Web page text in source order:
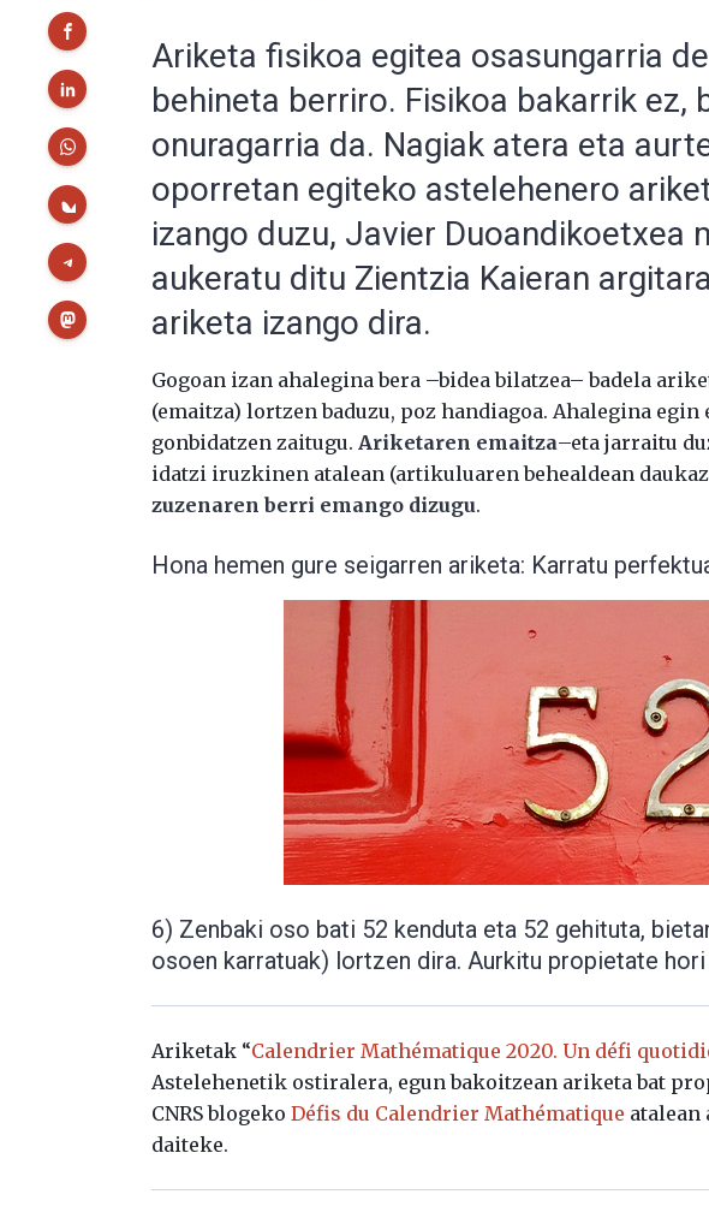
Ariketa fisikoa egitea osasungarria
behineta berriro. Fisikoa bakarrik ez,
onuragarria da. Nagiak atera eta
oporretan egiteko astelehenero
izango duzu, Javier Duoandikoetxea
aukeratu ditu Zientzia Kaieran
ariketa izango dira.
Gogoan izan ahalegina bera –bidea bilatzea– badela
(emaitza) lortzen baduzu, poz handiagoa. Ahalegina
gonbidatzen zaitugu.Ariketaren emaitza–eta jarraitu
idatzi iruzkinen atalean (artikuluaren behealdean
zuzenaren berri emango dizugu.
Hona hemen gure seigarren ariketa: Karratu
6) Zenbaki oso bati 52 kenduta eta 52 gehituta,
osoen karratuak) lortzen dira. Aurkitu propietate
Ariketak “Calendrier Mathématique 2020. Un défi
Astelehenetik ostiralera, egun bakoitzean ariketa bat
CNRS blogekoDéfis du Calendrier Mathématique atalean
daiteke.